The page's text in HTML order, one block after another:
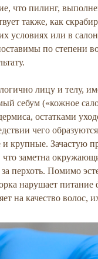
что пилинг,
также, как
условиях или в
по степени
лицу и телу,
себум («кожное
остатками
чего
и крупные. Зачастую
что заметна
перхоть. Помимо
нарушает питание
на качество волос,